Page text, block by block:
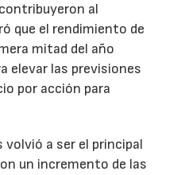
al
que el rendimiento de
mitad del año
elevar las previsiones
por acción para
a ser el principal
un incremento de las